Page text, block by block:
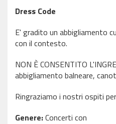
Dress Code
E' gradito un abbigliamento
con il contesto.
NON È CONSENTITO
abbigliamento balneare,
Ringraziamo i nostri ospiti
Genere:Concerti con